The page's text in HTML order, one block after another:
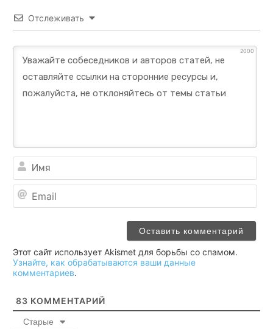
Отслеживать
2000
Этот сайт использует Akismet для борьбы со спамом.
Узнайте, как обрабатываются ваши данные
комментариев.
83 КОММЕНТАРИЙ
Старые